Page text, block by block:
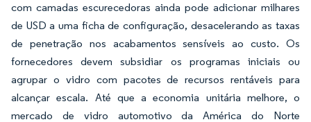
com camadas escurecedoras ainda pode adicionar milhares
de USD a uma ficha de configuração, desacelerando as taxas
de penetração nos acabamentos sensíveis ao custo. Os
fornecedores devem subsidiar os programas iniciais ou
agrupar o vidro com pacotes de recursos rentáveis para
alcançar escala. Até que a economia unitária melhore, o
mercado de vidro automotivo da América do Norte